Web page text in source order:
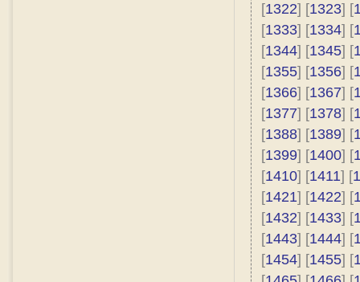
[1322] [1323] [
[1333] [1334] [
[1344] [1345] [
[1355] [1356] [
[1366] [1367] [
[1377] [1378] [
[1388] [1389] [
[1399] [1400] [
[1410] [1411] [
[1421] [1422] [
[1432] [1433] [
[1443] [1444] [
[1454] [1455] [